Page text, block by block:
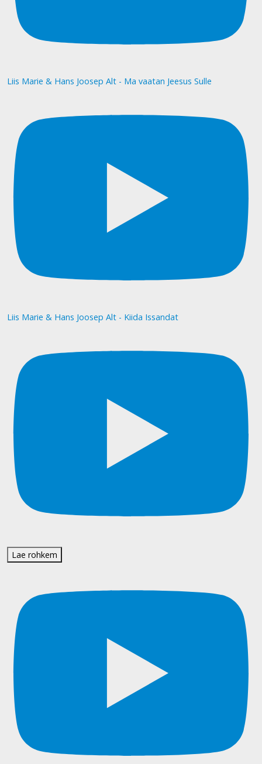
Liis Marie & Hans Joosep Alt - Ma vaatan Jeesus Sulle
Liis Marie & Hans Joosep Alt - Kiida Issandat
Lae rohkem